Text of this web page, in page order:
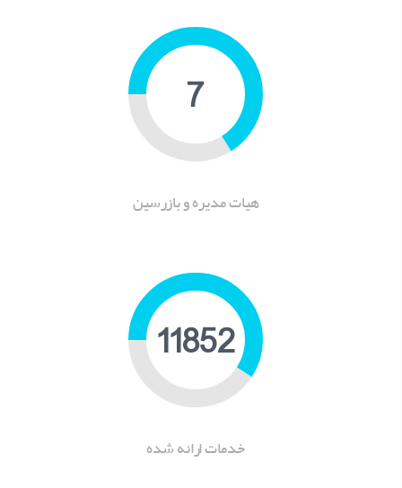
9
هیات مدیره و بازرسین
15122
خدمات ارانه شده